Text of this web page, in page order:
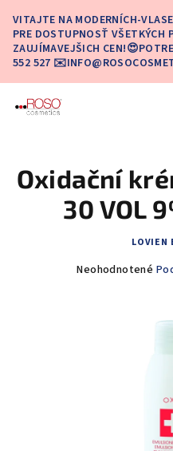
obsah
VITAJTE NA MODERNÍCH-
PRE DOSTUPNOSŤ VŠETKÝCH
ZAUJÍMAVEJŠICH
552 527
Oxidační
30 VOL
LOVIEN
Priemerné
Neohodnotené